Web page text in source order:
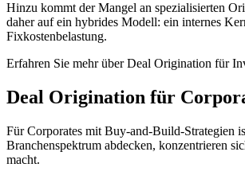
Hinzu kommt der Mangel an spezialisierten
daher auf ein hybrides Modell: ein internes
Fixkostenbelastung.
Erfahren Sie mehr über Deal Origination für
Deal Origination für
Für Corporates mit Buy-and-Build-Strategien
Branchenspektrum abdecken, konzentrieren
macht.